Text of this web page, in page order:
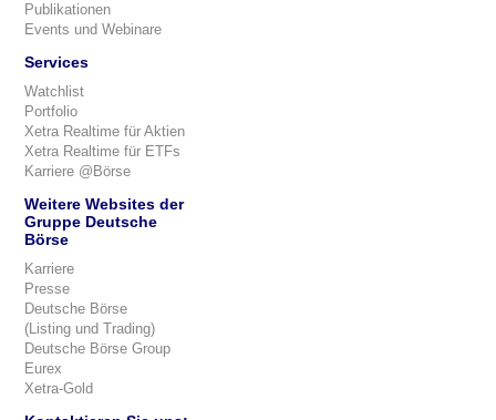
Publikationen
Events und Webinare
Services
Watchlist
Portfolio
Xetra Realtime für Aktien
Xetra Realtime für ETFs
Karriere @Börse
Weitere Websites der
Gruppe Deutsche
Börse
Karriere
Presse
Deutsche Börse
(Listing und Trading)
Deutsche Börse Group
Eurex
Xetra-Gold